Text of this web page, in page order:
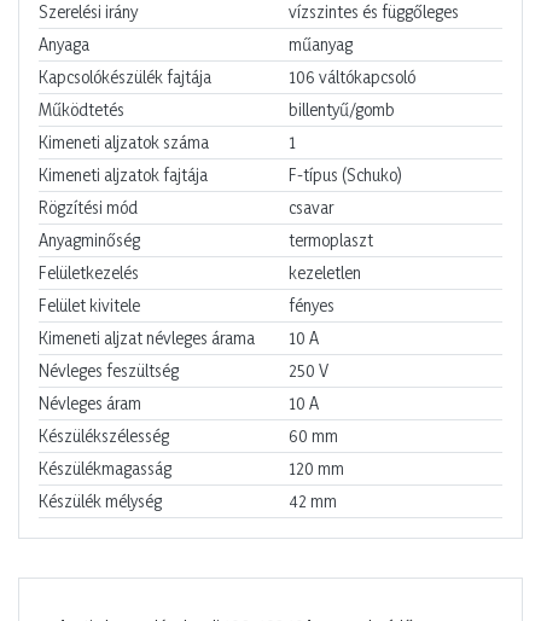
Szerelési irány
vízszintes és függőleges
Anyaga
műanyag
Kapcsolókészülék fajtája
106 váltókapcsoló
Működtetés
billentyű/gomb
Kimeneti aljzatok száma
1
Kimeneti aljzatok fajtája
F-típus (Schuko)
Rögzítési mód
csavar
Anyagminőség
termoplaszt
Felületkezelés
kezeletlen
Felület kivitele
fényes
Kimeneti aljzat névleges árama
10 A
Névleges feszültség
250 V
Névleges áram
10 A
Készülékszélesség
60 mm
Készülékmagasság
120 mm
Készülék mélység
42 mm